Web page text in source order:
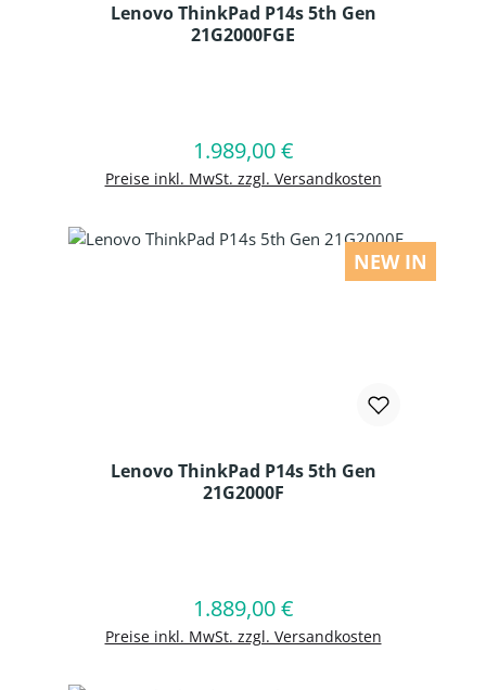
Lenovo ThinkPad P14s 5th Gen
21G2000FGE
Regulärer Preis:
1.989,00 €
Preise inkl. MwSt. zzgl. Versandkosten
In den Warenkorb
NEW IN
Lenovo ThinkPad P14s 5th Gen
21G2000F
Regulärer Preis:
1.889,00 €
Preise inkl. MwSt. zzgl. Versandkosten
In den Warenkorb